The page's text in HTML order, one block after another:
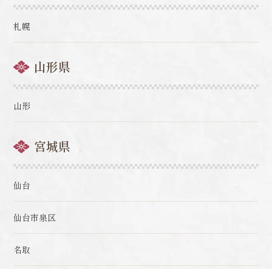
札幌
山形県
山形
宮城県
仙台
仙台市泉区
名取